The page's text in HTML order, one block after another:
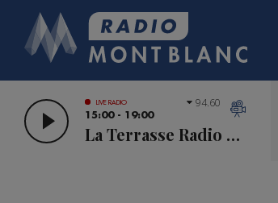
LIVE RADIO
15:00 - 19:00
La Terrasse Radio Mont Blanc
94.60